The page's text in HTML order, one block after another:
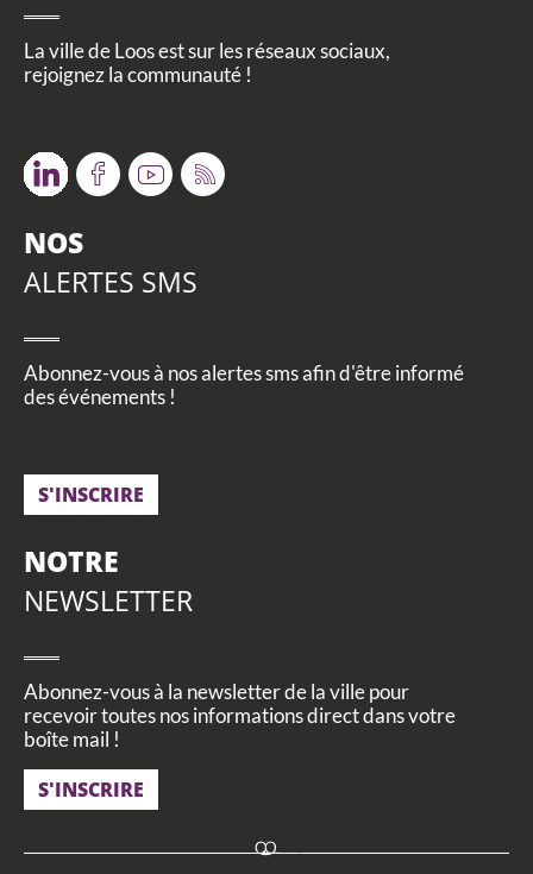
La ville de Loos est sur les réseaux sociaux,
rejoignez la communauté !
TwitterFacebookYoutube
RSS
NOS
ALERTES SMS
Abonnez-vous à nos alertes sms afin d'être informé
des événements !
S'INSCRIRE
NOTRE
NEWSLETTER
Abonnez-vous à la newsletter de la ville pour
recevoir toutes nos informations direct dans votre
boîte mail !
S'INSCRIRE